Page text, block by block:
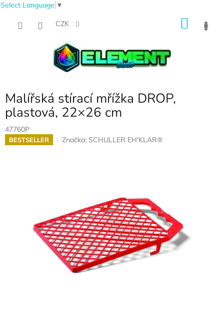
Select Language ▼
CZK
Malířská stírací mřížka DROP,
plastová, 22×26 cm
47760P
BESTSELLER Značka: SCHULLER EH'KLAR®